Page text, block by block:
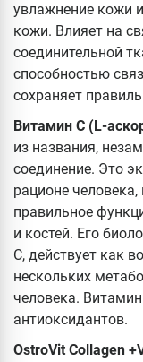
увлажнение кожи
кожи. Влияет на
соединительной
способностью
сохраняет
Витамин С (L-
из названия,
соединение. Это
рационе
правильное
и костей. Его
С, действует как
нескольких
человека.
антиоксидантов.
OstroVit Collagen